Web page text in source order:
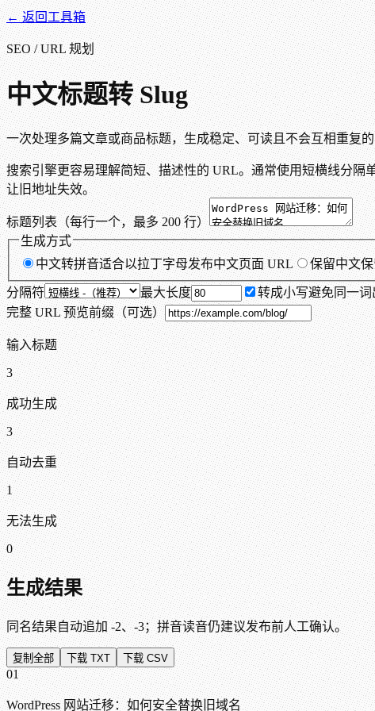
← 返回工具箱
SEO / URL 规划
中文标题转 Slug
一次处理多篇文章或商品标题，生成稳定、可读且不会互相重复
搜索引擎更容易理解简短、描述性的 URL。通常使用短横线分隔
让旧地址失效。
标题列表（每行一个，最多 200 行）
生成方式
中文转拼音适合以拉丁字母发布中文页面 URL 保留中文
分隔符 最大长度 转成小写避免同一
完整 URL 预览前缀（可选）
输入标题
3
成功生成
3
自动去重
1
无法生成
0
生成结果
同名结果自动追加 -2、-3；拼音读音仍建议发布前人工确认。
复制全部 下载 TXT 下载 CSV
01
WordPress 网站迁移：如何安全替换旧域名